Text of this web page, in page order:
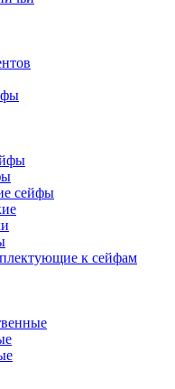
сейфы
к сейфам